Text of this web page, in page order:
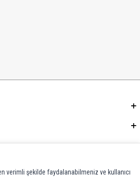
verimli şekilde faydalanabilmeniz ve kullanıcı